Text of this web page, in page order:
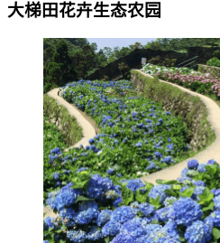
大梯田花卉生态农园